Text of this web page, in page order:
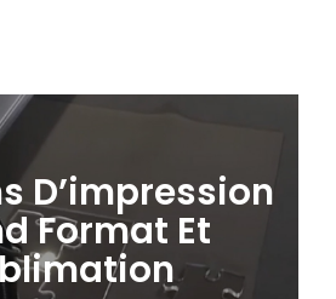
D’impression
Format Et